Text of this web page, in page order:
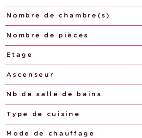
Nombre de chambre(s)
Nombre de pièces
Etage
Ascenseur
Nb de salle de bains
Type de cuisine
Mode de chauffage